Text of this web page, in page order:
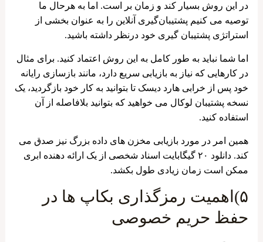
در این روش بسیار کند و زمان بر است. اما به هرحال ما
توصیه می ‌کنیم پشتیبان‌گیری آنلاین را به عنوان بخشی از
استراتژی پشتیبان‌ گیری خود درنظر داشته باشید.
اما شما نباید به طور کامل به این روش اعتماد کنید. برای مثال
در کارهایی که نیاز به بازیابی سریع دارد، مانند بازسازی رایانه
خود پس از خرابی هارد دیسک تا بتوانید به کار خود بازگردید، یک
نسخه پشتیبان لوکال می خواهید که بتوانید بلافاصله از آن
استفاده کنید.
همین امر در مورد بازیابی مخزن های داده بزرگ نیز صدق می
کند. دانلود ۲۰ گیگابایت اسناد شخصی از یک ارائه دهنده ابری
ممکن است زمان زیادی طول بکشد.
۵)اهمیت رمزگذاری بکاپ ها در
حفظ حریم خصوصی